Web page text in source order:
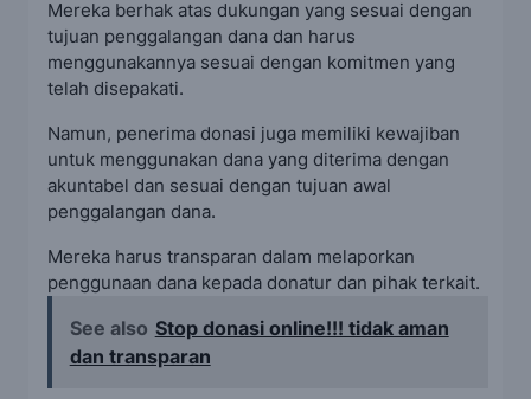
Mereka berhak atas dukungan yang sesuai dengan
tujuan penggalangan dana dan harus
menggunakannya sesuai dengan komitmen yang
telah disepakati.
Namun, penerima donasi juga memiliki kewajiban
untuk menggunakan dana yang diterima dengan
akuntabel dan sesuai dengan tujuan awal
penggalangan dana.
Mereka harus transparan dalam melaporkan
penggunaan dana kepada donatur dan pihak terkait.
See also Stop donasi online!!! tidak aman
dan transparan